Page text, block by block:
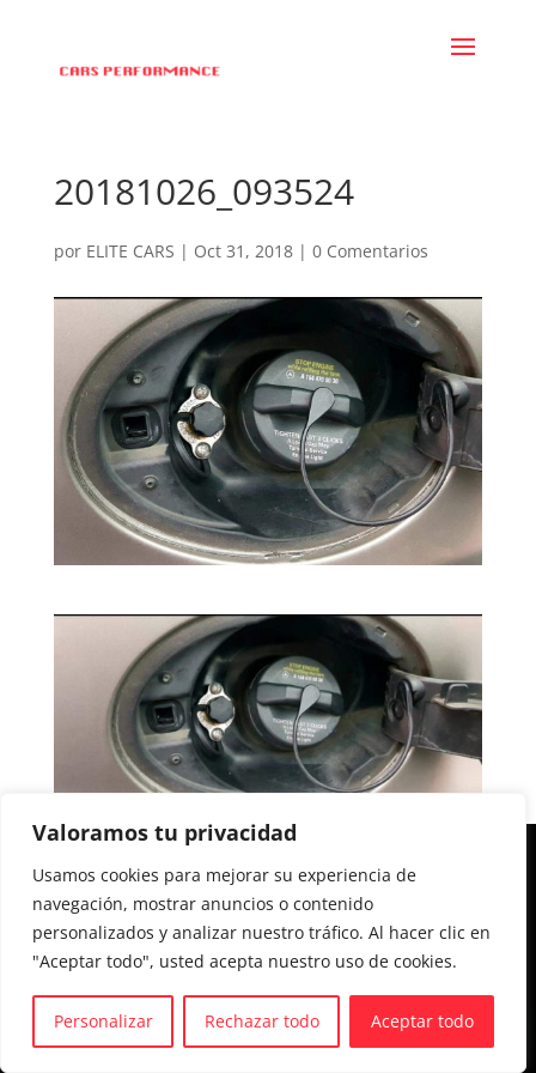
Valoramos tu privacidad
Usamos cookies para mejorar su experiencia de
navegación, mostrar anuncios o contenido
personalizados y analizar nuestro tráfico. Al hacer clic en
"Aceptar todo", usted acepta nuestro uso de cookies.
Personalizar Rechazar todo Aceptar todo
20181026_093524
por ELITE CARS | Oct 31, 2018| 0 Comentarios
Aviso legal y Política de privacidad
Política de cookies